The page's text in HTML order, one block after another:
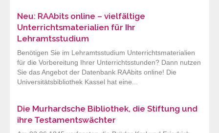
Neu: RAAbits online – vielfältige
Unterrichtsmaterialien für Ihr
Lehramtsstudium
Benötigen Sie im Lehramtsstudium Unterrichtsmaterialien
für die Vorbereitung Ihrer Unterrichtsstunden? Dann nutzen
Sie das Angebot der Datenbank RAAbits online! Die
Universitätsbibliothek Kassel hat eine...
Die Murhardsche Bibliothek, die Stiftung und
ihre Testamentswächter